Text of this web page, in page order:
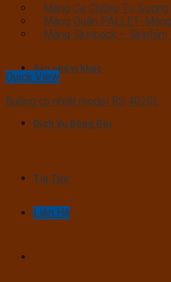
Màng Co Chống Tụ Sương
Màng Quấn PALLET-
Màng Skinpack – Skinfilm
Sản phẩm khác
Dịch Vụ Đóng Gói
Tin Tức
Liên Hệ
Quick View
Buồng co nhiệt model BS 4020L